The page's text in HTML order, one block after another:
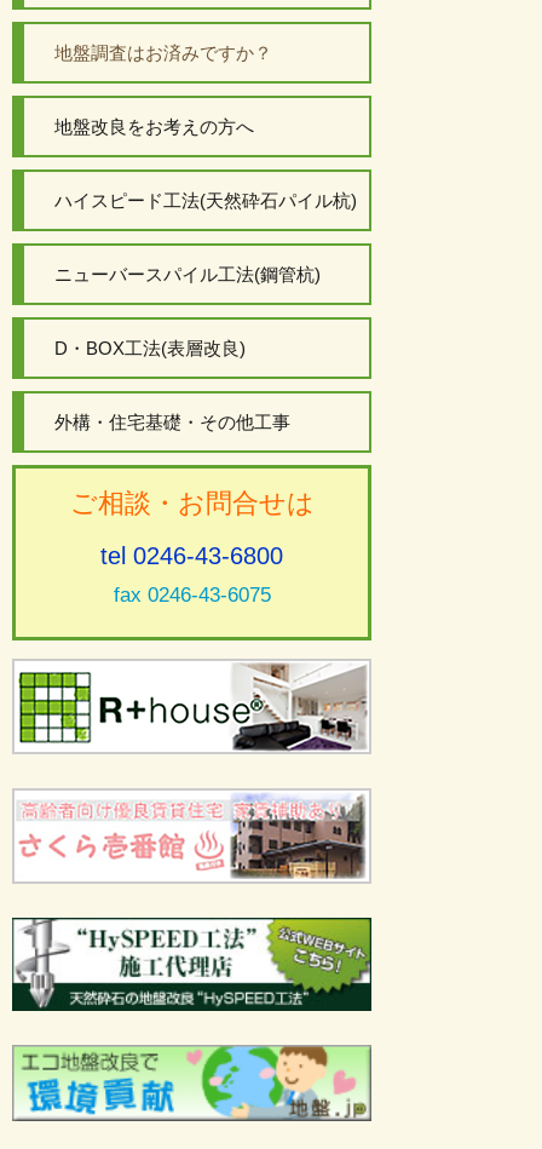
地盤調査はお済みですか？
地盤改良をお考えの方へ
ハイスピード工法(天然砕石パイル杭)
ニューバースパイル工法(鋼管杭)
D・BOX工法(表層改良)
外構・住宅基礎・その他工事
ご相談・お問合せは
tel 0246-43-6800
fax 0246-43-6075